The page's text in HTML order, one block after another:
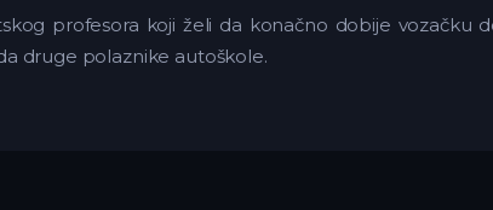
profesora koji želi da konačno dobije vozačku
druge polaznike autoškole.